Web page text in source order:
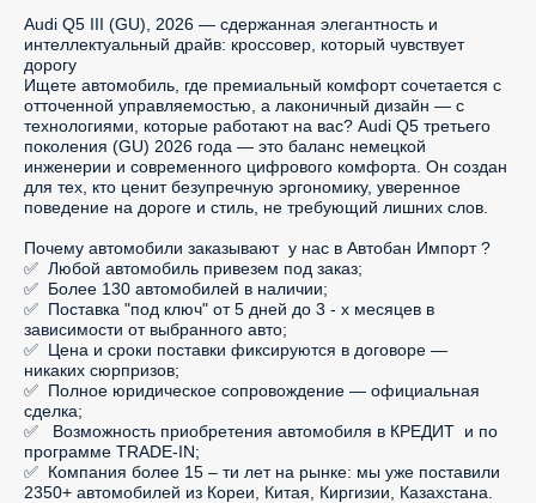
Audi Q5 III (GU), 2026 — сдержанная элегантность и
интеллектуальный драйв: кроссовер, который чувствует
дорогу
Ищете автомобиль, где премиальный комфорт сочетается с
отточенной управляемостью, а лаконичный дизайн — с
технологиями, которые работают на вас? Audi Q5 третьего
поколения (GU) 2026 года — это баланс немецкой
инженерии и современного цифрового комфорта. Он создан
для тех, кто ценит безупречную эргономику, уверенное
поведение на дороге и стиль, не требующий лишних слов.
Почему автомобили заказывают  у нас в Автобан Импорт ?
✅  Любой автомобиль привезем под заказ;
✅  Более 130 автомобилей в наличии;
✅  Поставка "под ключ" от 5 дней до 3 - х месяцев в
зависимости от выбранного авто;
✅  Цена и сроки поставки фиксируются в договоре —
никаких сюрпризов;
✅  Полное юридическое сопровождение — официальная
сделка;
✅   Возможность приобретения автомобиля в КРЕДИТ  и по
программе TRADE-IN;
✅  Компания более 15 – ти лет на рынке: мы уже поставили
2350+ автомобилей из Кореи, Китая, Киргизии, Казахстана.